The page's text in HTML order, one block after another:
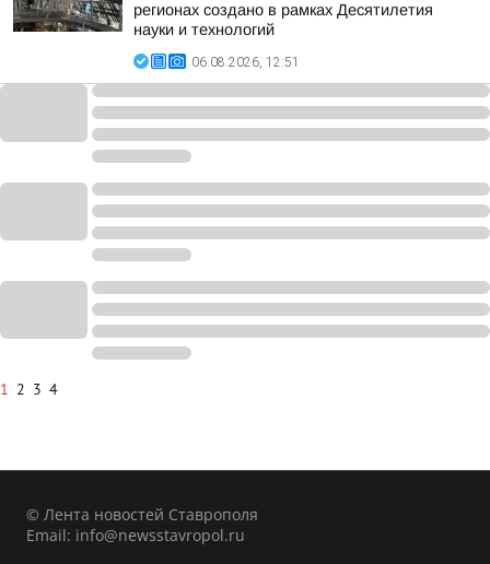
регионах создано в рамках Десятилетия
науки и технологий
06.08.2026, 12:51
1 2 3 4
© Лента новостей Ставрополя
Email: info@newsstavropol.ru